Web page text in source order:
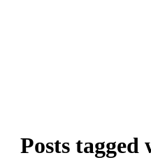
Posts tagged